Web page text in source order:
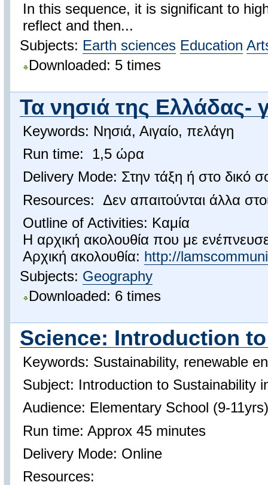
In this sequence, it is significant to
reflect and then...
Subjects: Earth sciences Education
Downloaded: 5 times
Τα νησιά της Ελλάδας-
Keywords: Νησιά, Αιγαίο, πελάγη
Run time: 1,5 ώρα
Delivery Mode: Στην τάξη ή στο δικό
Resources: Δεν απαιτούνται άλλα
Outline of Activities: Καμία
Η αρχική ακολουθία που με
Αρχική ακολουθία: http://
Subjects: Geography
Downloaded: 6 times
Science: Introduction
Keywords: Sustainability, renewable
Subject: Introduction to Sustainability
Audience: Elementary School (9-11yrs)
Run time: Approx 45 minutes
Delivery Mode: Online
Resources: